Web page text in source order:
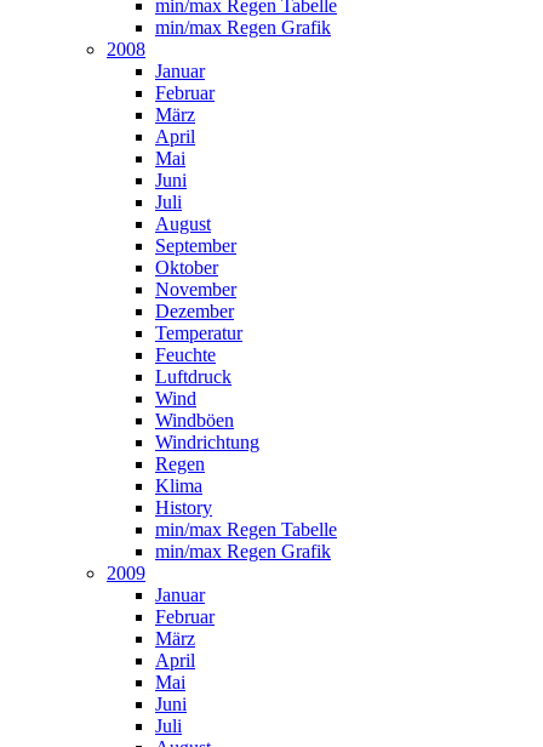
min/max Regen Tabelle
min/max Regen Grafik
2008
Januar
Februar
März
April
Mai
Juni
Juli
August
September
Oktober
November
Dezember
Temperatur
Feuchte
Luftdruck
Wind
Windböen
Windrichtung
Regen
Klima
History
min/max Regen Tabelle
min/max Regen Grafik
2009
Januar
Februar
März
April
Mai
Juni
Juli